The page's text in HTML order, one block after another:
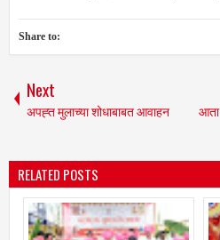
Share to:
Next
अपह्त मुलाच्या शोधाबाबत आवाहन
आता
RELATED POSTS